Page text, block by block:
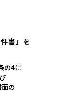
書」を
の4に
面の